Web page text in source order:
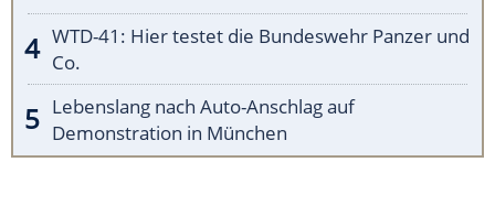
WTD-41: Hier testet die Bundeswehr Panzer und
Co.
Lebenslang nach Auto-Anschlag auf
Demonstration in München